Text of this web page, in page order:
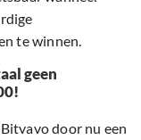
te winnen.
geen
door nu een